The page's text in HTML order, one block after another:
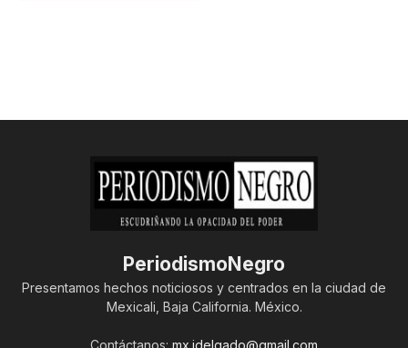
PeriodismoNegro
Presentamos hechos noticiosos y centrados en la ciudad de
Mexicali, Baja California. México.